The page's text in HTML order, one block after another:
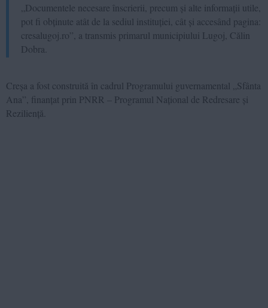
„Documentele necesare înscrierii, precum și alte informații utile,
pot fi obținute atât de la sediul instituției, cât și accesând pagina:
cresalugoj.ro”, a transmis primarul municipiului Lugoj, Călin
Dobra.
Creșa a fost construită în cadrul Programului guvernamental „Sfânta
Ana”, finanțat prin PNRR – Programul Național de Redresare și
Reziliență.